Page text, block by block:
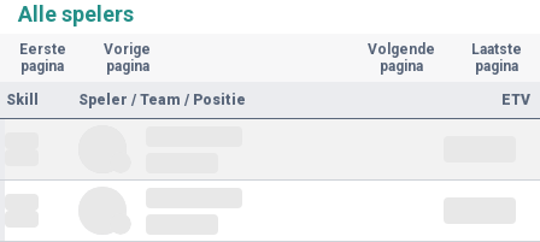
Alle spelers
Eerste
pagina
Vorige
pagina
Volgende
pagina
Laatste
pagina
Skill
Speler / Team / Positie ETV